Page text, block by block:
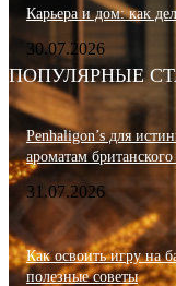
Карьера и дом: как
30.07.2026
ПОПУЛЯРНЫЕ
Penhaligon’s для
ароматам
31.07.2026
Как освоить игру на
полезные советы